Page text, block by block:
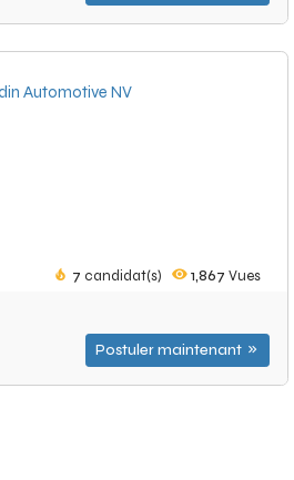
7 candidat(s) 1,867 Vues
Postuler maintenant